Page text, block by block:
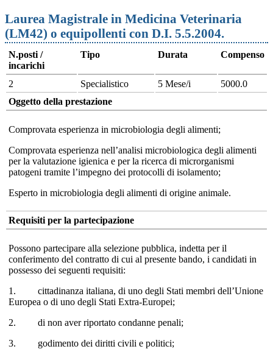
Laurea Magistrale in Medicina Veterinaria
(LM42) o equipollenti con D.I. 5.5.2004.
N.posti /
incarichi
Tipo Durata Compenso
2 Specialistico 5 Mese/i
5000.0
Oggetto della prestazione
Comprovata esperienza in microbiologia degli alimenti;
Comprovata esperienza nell’analisi microbiologica degli alimenti
per la valutazione igienica e per la ricerca di microrganismi
patogeni tramite l’impegno dei protocolli di isolamento;
Esperto in microbiologia degli alimenti di origine animale.
Requisiti per la partecipazione
Possono partecipare alla selezione pubblica, indetta per il
conferimento del contratto di cui al presente bando, i candidati in
possesso dei seguenti requisiti:
1. cittadinanza italiana, di uno degli Stati membri dell’Unione
Europea o di uno degli Stati Extra-Europei;
2. di non aver riportato condanne penali;
3. godimento dei diritti civili e politici;